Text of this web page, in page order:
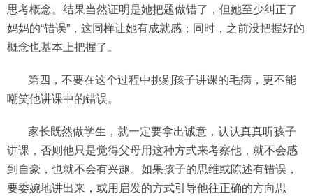
思考概念。结果当然证明是她把题做错了，但她至少纠正了
妈妈的“错误”，这同样让她有成就感；同时，之前没把握好的
概念也基本上把握了。
第四，不要在这个过程中挑剔孩子讲课的毛病，更不能
嘲笑他讲课中的错误。
家长既然做学生，就一定要拿出诚意，认认真真听孩子
讲课，否则他只是觉得父母用这种方式来考察他，就不会感
到自豪，也就不会有兴趣。如果孩子的思维或陈述有错误，
要委婉地讲出来，或用启发的方式引导他往正确的方向思